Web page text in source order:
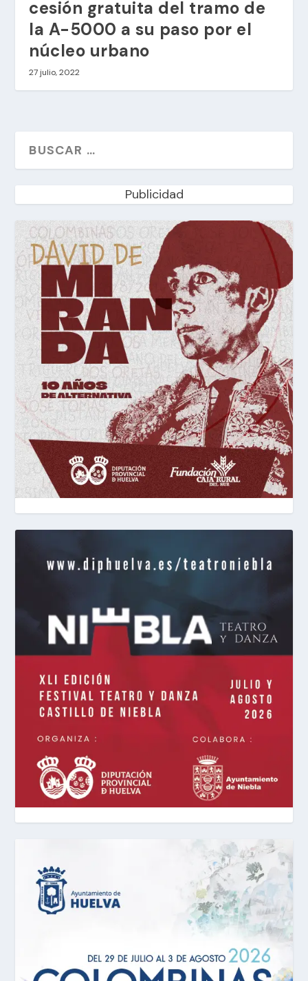
cesión gratuita del tramo de
la A-5000 a su paso por el
núcleo urbano
27 julio, 2022
Publicidad